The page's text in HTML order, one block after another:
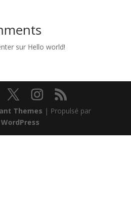
sur Hello world!
Themes | Propulsé par
WordPress